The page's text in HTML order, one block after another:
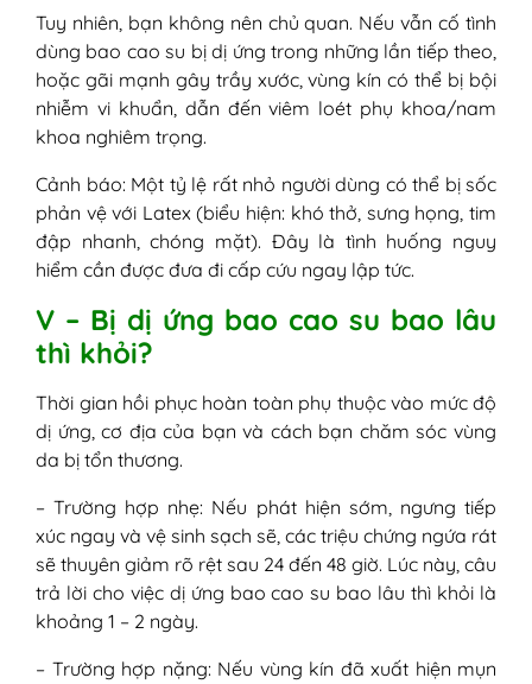
Tuy nhiên, bạn không nên chủ quan. Nếu vẫn cố tình
dùng bao cao su bị dị ứng trong những lần tiếp theo,
hoặc gãi mạnh gây trầy xước, vùng kín có thể bị bội
nhiễm vi khuẩn, dẫn đến viêm loét phụ khoa/nam
khoa nghiêm trọng.
Cảnh báo: Một tỷ lệ rất nhỏ người dùng có thể bị sốc
phản vệ với Latex (biểu hiện: khó thở, sưng họng, tim
đập nhanh, chóng mặt). Đây là tình huống nguy
hiểm cần được đưa đi cấp cứu ngay lập tức.
V – Bị dị ứng bao cao su bao lâu
thì khỏi?
Thời gian hồi phục hoàn toàn phụ thuộc vào mức độ
dị ứng, cơ địa của bạn và cách bạn chăm sóc vùng
da bị tổn thương.
– Trường hợp nhẹ: Nếu phát hiện sớm, ngưng tiếp
xúc ngay và vệ sinh sạch sẽ, các triệu chứng ngứa rát
sẽ thuyên giảm rõ rệt sau 24 đến 48 giờ. Lúc này, câu
trả lời cho việc dị ứng bao cao su bao lâu thì khỏi là
khoảng 1 – 2 ngày.
– Trường hợp nặng: Nếu vùng kín đã xuất hiện mụn